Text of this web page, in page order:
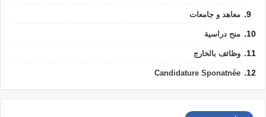
معاهد و جامعات
منح دراسية
وظائف بالخارج
Candidature Sponatnée